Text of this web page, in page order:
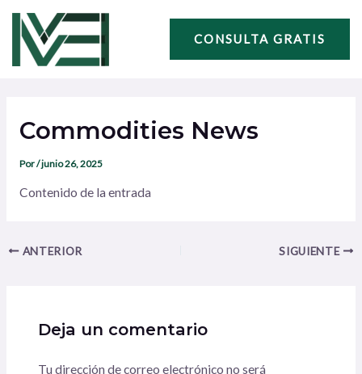
contenido
CONSULTA GRATIS
Commodities News
Por/junio 26, 2025
Contenido de la entrada
entradas
ANTERIOR SIGUIENTE
Deja un comentario
Tu dirección de correo electrónico no será